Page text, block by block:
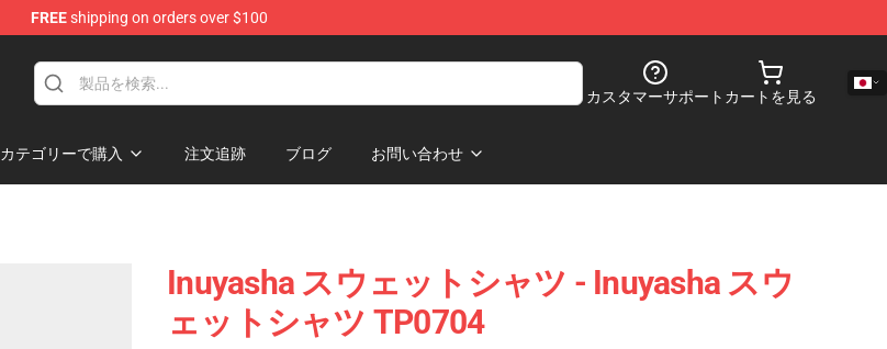
FREEshipping on orders over $100
カスタマーサポート カートを見る
カテゴリーで購入 注文追跡 ブログ お問い合わせ
Inuyasha スウェットシャツ - Inuyasha スウ
ェットシャツ TP0704